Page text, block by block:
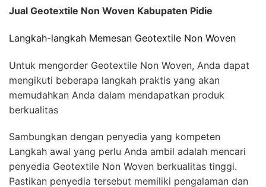
Jual Geotextile Non Woven Kabupaten Pidie
Langkah-langkah Memesan Geotextile Non Woven
Untuk mengorder Geotextile Non Woven, Anda dapat
mengikuti beberapa langkah praktis yang akan
memudahkan Anda dalam mendapatkan produk
berkualitas
Sambungkan dengan penyedia yang kompeten
Langkah awal yang perlu Anda ambil adalah mencari
penyedia Geotextile Non Woven berkualitas tinggi.
Pastikan penyedia tersebut memiliki pengalaman dan